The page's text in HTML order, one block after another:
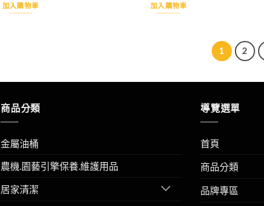
加入購物車 加入購物車
1 2
商品分類
金屬油桶
農機.園藝引擎保養.維護用品
居家清潔
導覽選單
首頁
商品分類
品牌專區